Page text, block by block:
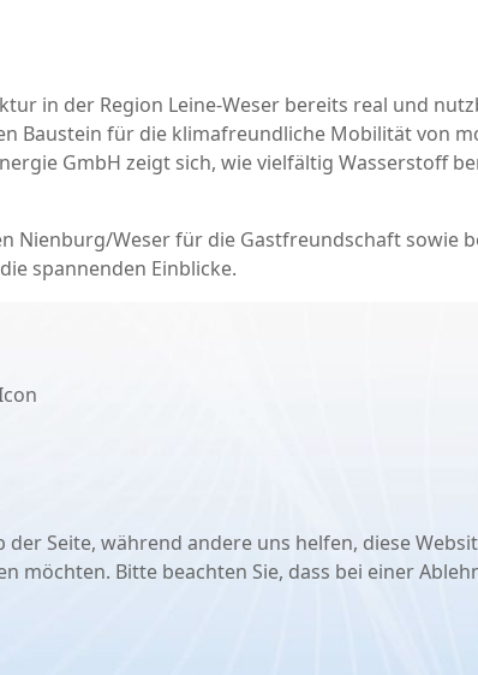
in der Region Leine-Weser bereits real und
Baustein für die klimafreundliche Mobilität von
GmbH zeigt sich, wie vielfältig Wasserstoff
Nienburg/Weser für die Gastfreundschaft sowie
spannenden Einblicke.
Seite, während andere uns helfen, diese
möchten. Bitte beachten Sie, dass bei einer